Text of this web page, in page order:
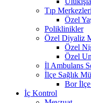
Tıp Merkezleri
Özel
Poliklinikler
Özel Diyaliz
Özel
Özel
İl Ambulans
İlçe Sağlık
Bor
İç Kontrol